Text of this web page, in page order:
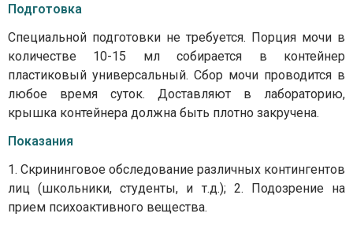
Подготовка
Специальной подготовки не требуется. Порция мочи в
количестве 10-15 мл собирается в контейнер
пластиковый универсальный. Сбор мочи проводится в
любое время суток. Доставляют в лабораторию,
крышка контейнера должна быть плотно закручена.
Показания
1. Скрининговое обследование различных контингентов
лиц (школьники, студенты, и т.д.); 2. Подозрение на
прием психоактивного вещества.